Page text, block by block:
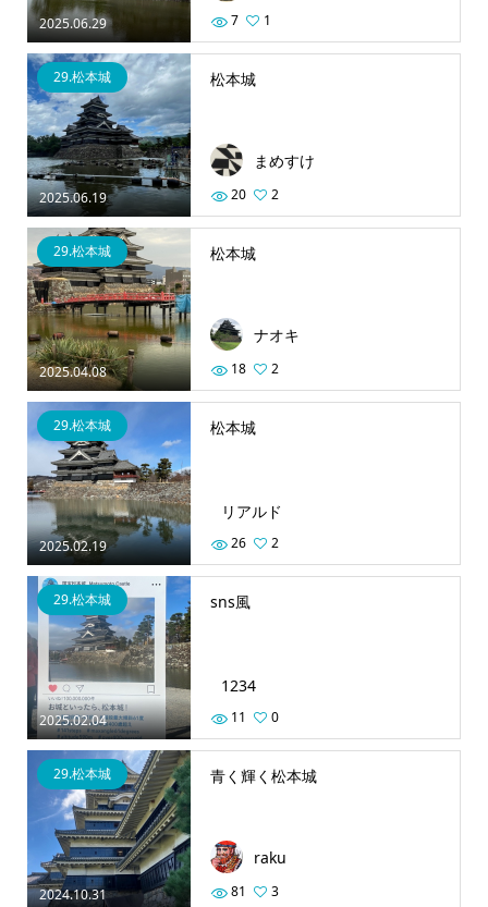
2025.06.29 7 1
2025.06.19
29.松本城 松本城
まめすけ
20 2
2025.04.08
29.松本城 松本城
ナオキ
18 2
2025.02.19
29.松本城 松本城
リアルド
26 2
2025.02.04
29.松本城 sns風
1234
11 0
2024.10.31
29.松本城 青く輝く松本城
raku
81 3